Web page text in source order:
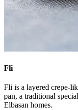
Fli
Fli is a layered crepe-
pan, a traditional
Elbasan homes.